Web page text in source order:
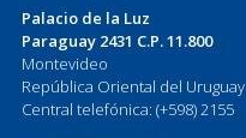
Palacio de la Luz
Paraguay 2431 C.P. 11.800
Montevideo
República Oriental del Uruguay
Central telefónica: (+598) 2155